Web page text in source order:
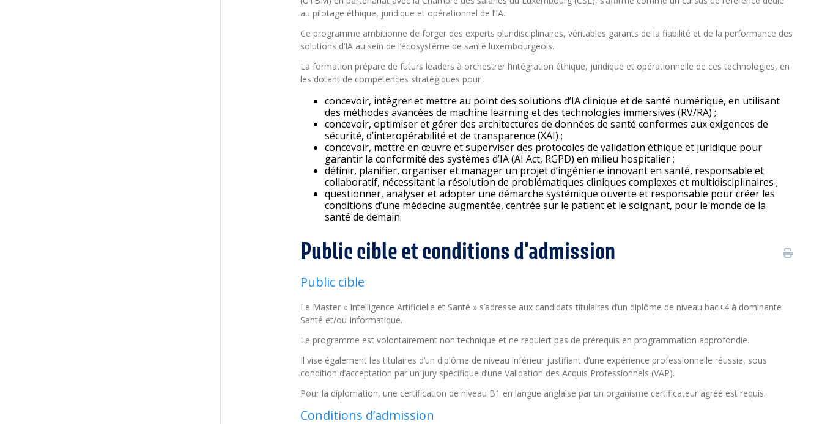
au pilotage éthique, juridique et opérationnel de l’IA..
Ce programme ambitionne de forger des experts pluridisciplinaires, véritables garants de la fiabilité et de la performance des
solutions d’IA au sein de l’écosystème de santé luxembourgeois.
La formation prépare de futurs leaders à orchestrer l’intégration éthique, juridique et opérationnelle de ces technologies, en
les dotant de compétences stratégiques pour :
concevoir, intégrer et mettre au point des solutions d’IA clinique et de santé numérique, en utilisant
des méthodes avancées de machine learning et des technologies immersives (RV/RA) ;
concevoir, optimiser et gérer des architectures de données de santé conformes aux exigences de
sécurité, d’interopérabilité et de transparence (XAI) ;
concevoir, mettre en œuvre et superviser des protocoles de validation éthique et juridique pour
garantir la conformité des systèmes d’IA (AI Act, RGPD) en milieu hospitalier ;
définir, planifier, organiser et manager un projet d’ingénierie innovant en santé, responsable et
collaboratif, nécessitant la résolution de problématiques cliniques complexes et multidisciplinaires ;
questionner, analyser et adopter une démarche systémique ouverte et responsable pour créer les
conditions d’une médecine augmentée, centrée sur le patient et le soignant, pour le monde de la
santé de demain.
Public cible et conditions d'admission
Public cible
Le Master « Intelligence Artificielle et Santé » s’adresse aux candidats titulaires d’un diplôme de niveau bac+4 à dominante
Santé et/ou Informatique.
Le programme est volontairement non technique et ne requiert pas de prérequis en programmation approfondie.
Il vise également les titulaires d’un diplôme de niveau inférieur justifiant d’une expérience professionnelle réussie, sous
condition d’acceptation par un jury spécifique d’une Validation des Acquis Professionnels (VAP).
Pour la diplomation, une certification de niveau B1 en langue anglaise par un organisme certificateur agréé est requis.
Conditions d’admission